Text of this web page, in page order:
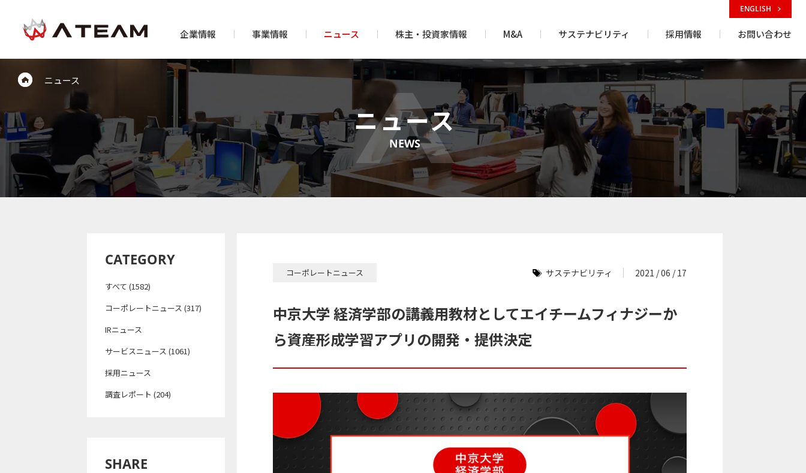
企業情報 事業情報 ニュース 株主・投資家情報 M&A サステナビリティ 採用情報 お問い合わせ
ENGLISH
ニュース
ニュース
NEWS
CATEGORY
すべて (1582)
コーポレートニュース (317)
IRニュース
サービスニュース (1061)
採用ニュース
調査レポート (204)
SHARE
コーポレートニュース サステナビリティ 2021 / 06 / 17
中京大学 経済学部の講義用教材としてエイチームフィナジーか
ら資産形成学習アプリの開発・提供決定